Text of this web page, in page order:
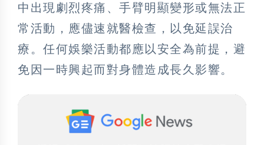
中出現劇烈疼痛、手臂明顯變形或無法正
常活動，應儘速就醫檢查，以免延誤治
療。任何娛樂活動都應以安全為前提，避
免因一時興起而對身體造成長久影響。